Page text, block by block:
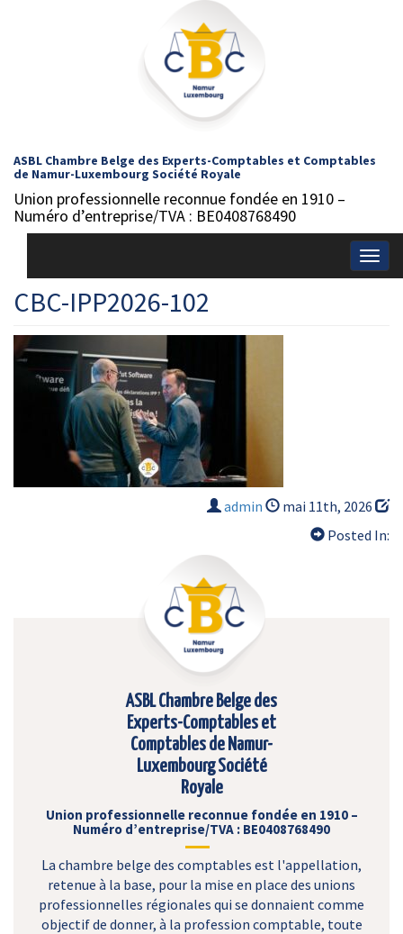
ASBL Chambre Belge des Experts-Comptables et Comptables
de Namur-Luxembourg Société Royale
Union professionnelle reconnue fondée en 1910 –
Numéro d’entreprise/TVA : BE0408768490
CBC-IPP2026-102
admin
mai 11th, 2026
Posted In:
ASBL Chambre Belge des
Experts-Comptables et
Comptables de Namur-
Luxembourg Société
Royale
Union professionnelle reconnue fondée en 1910 –
Numéro d’entreprise/TVA : BE0408768490
La chambre belge des comptables est l'appellation,
retenue à la base, pour la mise en place des unions
professionnelles régionales qui se donnaient comme
objectif de donner, à la profession comptable, toute